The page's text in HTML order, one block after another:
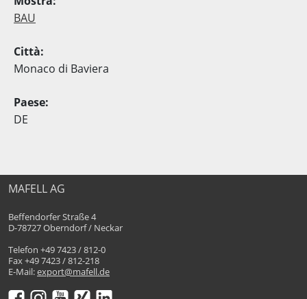
BAU
Monaco di Baviera
DE
MAFELL AG
Beffendorfer Straße 4
D-78727 Oberndorf / Neckar
Telefon +49 7423 / 812-0
Fax +49 7423 / 812-218
E-Mail:export@mafell.de